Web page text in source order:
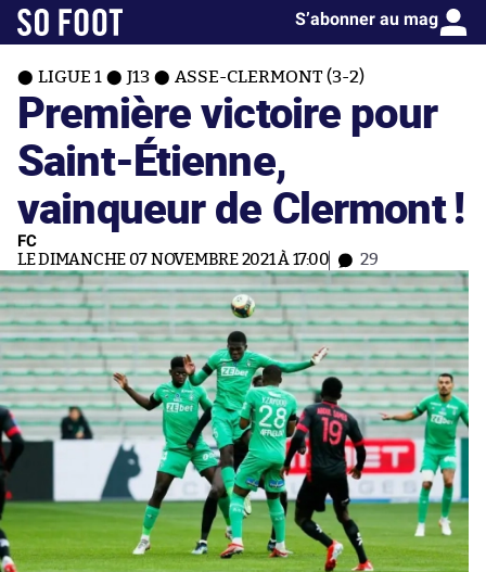
S’abonner au mag
LIGUE 1 J13 ASSE-CLERMONT (3-2)
Première victoire pour
Saint-Étienne,
vainqueur de Clermont !
FC
LE DIMANCHE 07 NOVEMBRE 2021 À 17:00 29